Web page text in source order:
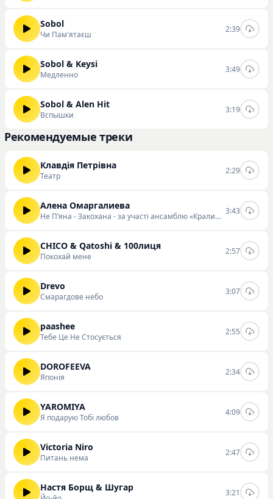
Sobol
Чи Пам'ятаєш
2:39
Sobol & Keysi
Медленно
3:49
Sobol & Alen Hit
Вспышки
3:19
Рекомендуемые треки
Клавдія Петрівна
Театр
2:29
Алена Омаргалиева
Не Пʼяна - Закохана - за участі ансамблю «Кралиця»
3:43
CHICO & Qatoshi & 100лиця
Покохай мене
2:57
Drevo
Смарагдове небо
3:07
paashee
Тебе Це Не Стосується
2:55
DOROFEEVA
Японія
2:34
YAROMIYA
Я подарую Тобі любов
4:09
Victoria Niro
Питань нема
2:47
Настя Борщ & Шугар 3:21